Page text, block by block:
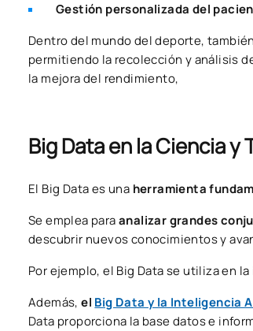
Gestión personalizada del
Dentro del mundo del deporte,
permitiendo la recolección y análisis
la mejora del rendimiento,
Big Data en la Ciencia y
El Big Data es una herramienta
Se emplea paraanalizar grandes
descubrir nuevos conocimientos y
Por ejemplo, el Big Data se utiliza en la
Además,el Big Data y la Inteligencia
Data proporciona la base datos e